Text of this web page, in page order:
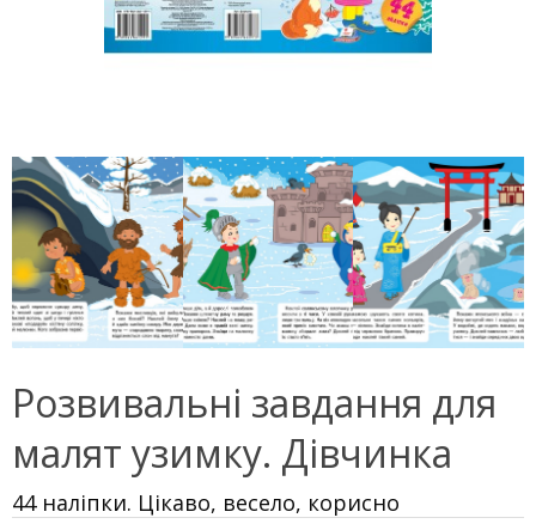
Розвивальні завдання для
малят узимку. Дівчинка
44 наліпки. Цікаво, весело, корисно